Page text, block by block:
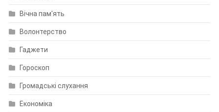
Вічна пам'ять
Волонтерство
Гаджети
Гороскоп
Громадські слухання
Економіка